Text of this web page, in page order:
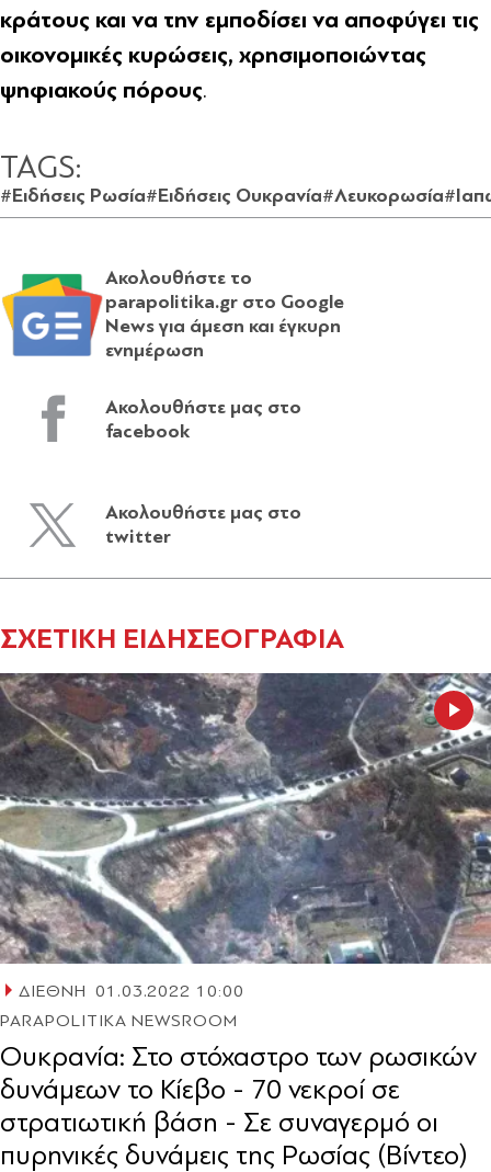
κράτους και να την εμποδίσει να αποφύγει τις
οικονομικές κυρώσεις, χρησιμοποιώντας
ψηφιακούς πόρους.
TAGS:
#Ειδήσεις Ρωσία#Ειδήσεις Ουκρανία#Λευκορωσία
Ακολουθήστε το
parapolitika.gr στο Google
News για άμεση και έγκυρη
ενημέρωση
Ακολουθήστε μας στο
facebook
Ακολουθήστε μας στο
twitter
ΣΧΕΤΙΚΗ ΕΙΔΗΣΕΟΓΡΑΦΙΑ
ΔΙΕΘΝΗ 01.03.2022 10:00
PARAPOLITIKA NEWSROOM
Ουκρανία: Στο στόχαστρο των ρωσικών
δυνάμεων το Κίεβο - 70 νεκροί σε
στρατιωτική βάση - Σε συναγερμό οι
πυρηνικές δυνάμεις της Ρωσίας (Βίντεο)